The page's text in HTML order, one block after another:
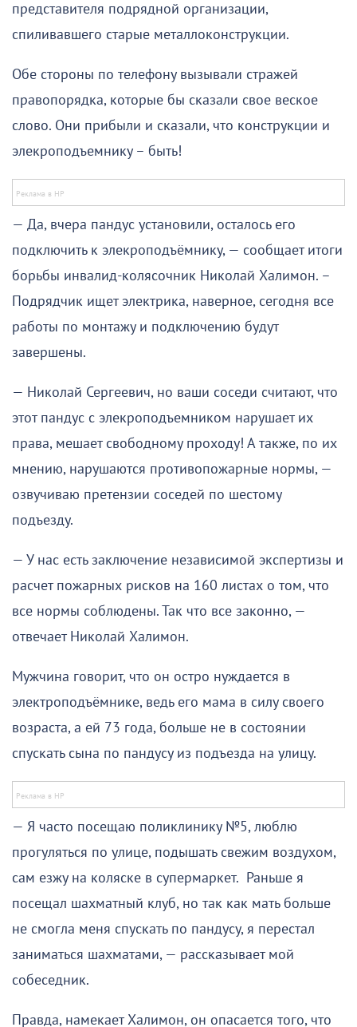
представителя подрядной организации,
спиливавшего старые металлоконструкции.
Обе стороны по телефону вызывали стражей
правопорядка, которые бы сказали свое веское
слово. Они прибыли и сказали, что конструкции и
элекроподъемнику – быть!
— Да, вчера пандус установили, осталось его
подключить к элекроподъёмнику, — сообщает итоги
борьбы инвалид-колясочник Николай Халимон. –
Подрядчик ищет электрика, наверное, сегодня все
работы по монтажу и подключению будут
завершены.
— Николай Сергеевич, но ваши соседи считают, что
этот пандус с элекроподъемником нарушает их
права, мешает свободному проходу! А также, по их
мнению, нарушаются противопожарные нормы, —
озвучиваю претензии соседей по шестому
подъезду.
— У нас есть заключение независимой экспертизы и
расчет пожарных рисков на 160 листах о том, что
все нормы соблюдены. Так что все законно, —
отвечает Николай Халимон.
Мужчина говорит, что он остро нуждается в
электроподъёмнике, ведь его мама в силу своего
возраста, а ей 73 года, больше не в состоянии
спускать сына по пандусу из подъезда на улицу.
— Я часто посещаю поликлинику №5, люблю
прогуляться по улице, подышать свежим воздухом,
сам езжу на коляске в супермаркет. Раньше я
посещал шахматный клуб, но так как мать больше
не смогла меня спускать по пандусу, я перестал
заниматься шахматами, — рассказывает мой
собеседник.
Правда, намекает Халимон, он опасается того, что